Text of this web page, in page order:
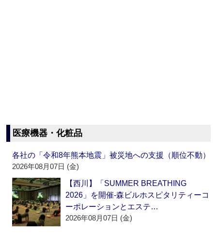
医療機器・化粧品
各社の「令和8年熊本地震」被災地への支援（順位不動）
2026年08月07日 (金)
【西川】「SUMMER BREATHING
2026」を開催‐森ビルホスピタリティーコ
ーポレーションとエステ…
2026年08月07日 (金)